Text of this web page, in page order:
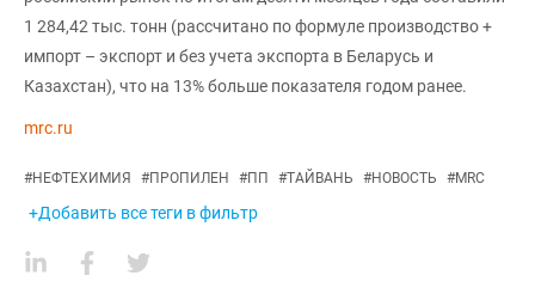
1 284,42 тыс. тонн (рассчитано по формуле производство +
импорт – экспорт и без учета экспорта в Беларусь и
Казахстан), что на 13% больше показателя годом ранее.
mrc.ru
#НЕФТЕХИМИЯ #ПРОПИЛЕН #ПП #ТАЙВАНЬ #НОВОСТЬ #MRC
+Добавить все теги в фильтр